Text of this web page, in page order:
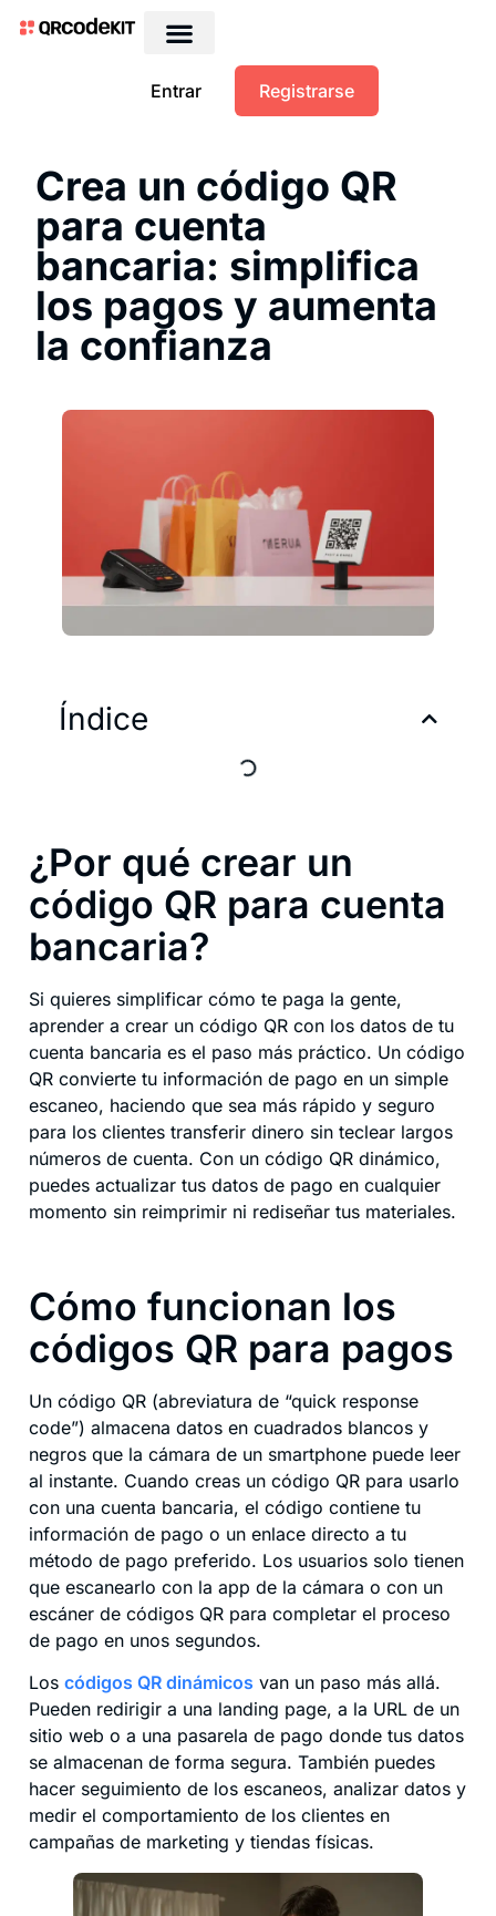
Entrar Registrarse
Crea un código QR
para cuenta
bancaria: simplifica
los pagos y aumenta
la confianza
Índice
¿Por qué crear un
código QR para cuenta
bancaria?
Si quieres simplificar cómo te paga la gente,
aprender a crear un código QR con los datos de tu
cuenta bancaria es el paso más práctico. Un código
QR convierte tu información de pago en un simple
escaneo, haciendo que sea más rápido y seguro
para los clientes transferir dinero sin teclear largos
números de cuenta. Con un código QR dinámico,
puedes actualizar tus datos de pago en cualquier
momento sin reimprimir ni rediseñar tus materiales.
Cómo funcionan los
códigos QR para pagos
Un código QR (abreviatura de “quick response
code”) almacena datos en cuadrados blancos y
negros que la cámara de un smartphone puede leer
al instante. Cuando creas un código QR para usarlo
con una cuenta bancaria, el código contiene tu
información de pago o un enlace directo a tu
método de pago preferido. Los usuarios solo tienen
que escanearlo con la app de la cámara o con un
escáner de códigos QR para completar el proceso
de pago en unos segundos.
Los códigos QR dinámicos van un paso más allá.
Pueden redirigir a una landing page, a la URL de un
sitio web o a una pasarela de pago donde tus datos
se almacenan de forma segura. También puedes
hacer seguimiento de los escaneos, analizar datos y
medir el comportamiento de los clientes en
campañas de marketing y tiendas físicas.